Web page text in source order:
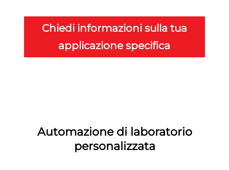
Chiedi informazioni sulla tua
applicazione specifica
Automazione di laboratorio
personalizzata